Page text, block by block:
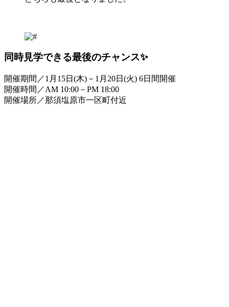
同時見学できる最後のチャンス✨
開催期間／1月15日(木)－1月20日(火) 6日間開催
開催時間／AM 10:00－PM 18:00
開催場所／那須塩原市一区町付近